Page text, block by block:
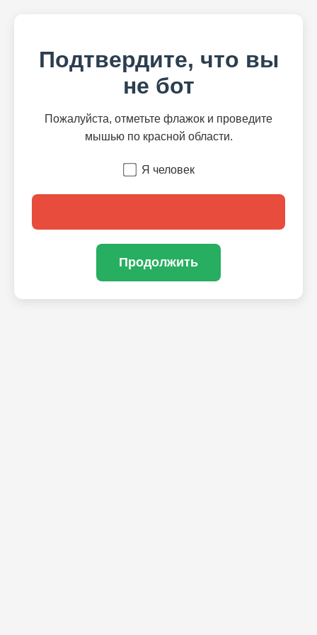
Подтвердите, что вы
не бот
Пожалуйста, отметьте флажок и проведите
мышью по красной области.
Я человек
Продолжить